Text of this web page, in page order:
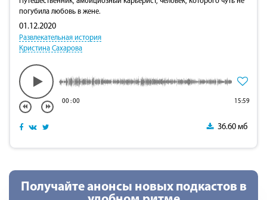
погубила любовь в жене.
01.12.2020
Развлекательная история
Кристина Сахарова
00:00 15:59
36.60 мб
Получайте анонсы новых подкастов в